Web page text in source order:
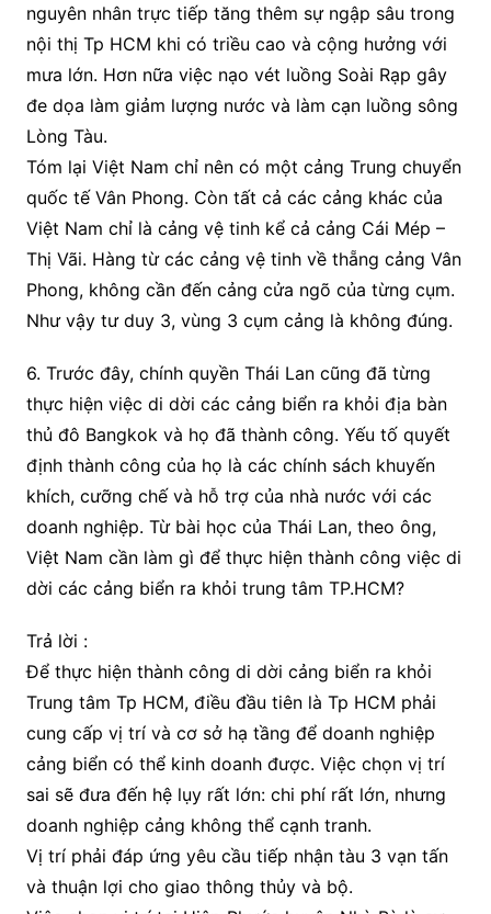
nguyên nhân trực tiếp tăng thêm sự ngập sâu trong
nội thị Tp HCM khi có triều cao và cộng hưởng với
mưa lớn. Hơn nữa việc nạo vét luồng Soài Rạp gây
đe dọa làm giảm lượng nước và làm cạn luồng sông
Lòng Tàu.
Tóm lại Việt Nam chỉ nên có một cảng Trung chuyển
quốc tế Vân Phong. Còn tất cả các cảng khác của
Việt Nam chỉ là cảng vệ tinh kể cả cảng Cái Mép –
Thị Vãi. Hàng từ các cảng vệ tinh về thẵng cảng Vân
Phong, không cần đến cảng cửa ngõ của từng cụm.
Như vậy tư duy 3, vùng 3 cụm cảng là không đúng.
6. Trước đây, chính quyền Thái Lan cũng đã từng
thực hiện việc di dời các cảng biển ra khỏi địa bàn
thủ đô Bangkok và họ đã thành công. Yếu tố quyết
định thành công của họ là các chính sách khuyến
khích, cưỡng chế và hỗ trợ của nhà nước với các
doanh nghiệp. Từ bài học của Thái Lan, theo ông,
Việt Nam cần làm gì để thực hiện thành công việc di
dời các cảng biển ra khỏi trung tâm TP.HCM?
Trả lời :
Để thực hiện thành công di dời cảng biển ra khỏi
Trung tâm Tp HCM, điều đầu tiên là Tp HCM phải
cung cấp vị trí và cơ sở hạ tầng để doanh nghiệp
cảng biển có thể kinh doanh được. Việc chọn vị trí
sai sẽ đưa đến hệ lụy rất lớn: chi phí rất lớn, nhưng
doanh nghiệp cảng không thể cạnh tranh.
Vị trí phải đáp ứng yêu cầu tiếp nhận tàu 3 vạn tấn
và thuận lợi cho giao thông thủy và bộ.